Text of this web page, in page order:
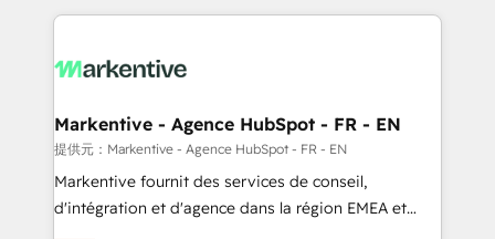
ード受賞・HUGリーダー ✓ ISO27001:2022 /
HubSpot大百科 出版 CRM・AI活用に関するご相談、現
せください。
services, smart agents, and purpose-built apps,
results, fast. ⚙️CRM & RevOps: Align all Hubs to your
🎯Demand Gen & ABM: Drive pipeline with inbound,
ABM, AEO, SEO, & paid media. 👩‍💻Web Design:
Build high-performing websites with UX, messaging,
& conversion strategy that drive results. 🤖AI
Markentive - Agence HubSpot - FR - EN
提供元：Markentive - Agence HubSpot - FR - EN
Markentive fournit des services de conseil,
d'intégration et d'agence dans la région EMEA et
North America. Avec plus de 115 experts en